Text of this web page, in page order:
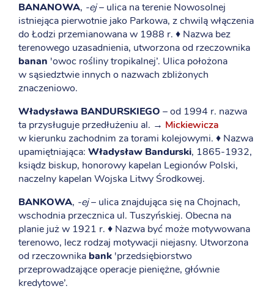
BANANOWA, -ej– ulica na terenie Nowosolnej
istniejąca pierwotnie jako Parkowa, z chwilą włączenia
do Łodzi przemianowana w 1988 r. ♦ Nazwa bez
terenowego uzasadnienia, utworzona od rzeczownika
banan 'owoc rośliny tropikalnej’. Ulica położona
w sąsiedztwie innych o nazwach zbliżonych
znaczeniowo.
Władysława BANDURSKIEGO – od 1994 r. nazwa
ta przysługuje przedłużeniu al. → Mickiewicza
w kierunku zachodnim za torami kolejowymi. ♦ Nazwa
upamiętniająca: Władysław Bandurski, 1865-1932,
ksiądz biskup, honorowy kapelan Legionów Polski,
naczelny kapelan Wojska Litwy Środkowej.
BANKOWA, -ej– ulica znajdująca się na Chojnach,
wschodnia przecznica ul. Tuszyńskiej. Obecna na
planie już w 1921 r. ♦ Nazwa być może motywowana
terenowo, lecz rodzaj motywacji niejasny. Utworzona
od rzeczownika bank 'przedsiębiorstwo
przeprowadzające operacje pieniężne, głównie
kredytowe’.